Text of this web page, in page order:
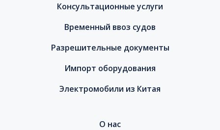
Консультационные услуги
Временный ввоз судов
Разрешительные документы
Импорт оборудования
Электромобили из Китая
О нас